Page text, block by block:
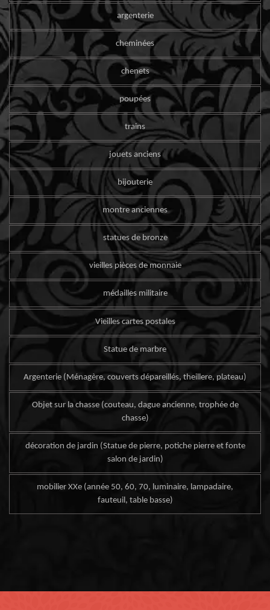
argenterie
cheminées
chenets
poupées
trains
jouets anciens
bijouterie
montre anciennes
statues de bronze
vieilles pièces de monnaie
médailles militaire
Vieilles cartes postales
Statue de marbre
Argenterie (Ménagère, couverts dépareillés, theillere, plateau)
Objet sur la chasse (couteau, dague ancienne, trophée de
chasse)
décoration de jardin (Statue de pierre, potiche pierre et fonte
salon de jardin)
mobilier XXe (année 50, 60, 70, luminaire, lampadaire,
fauteuil, table basse)